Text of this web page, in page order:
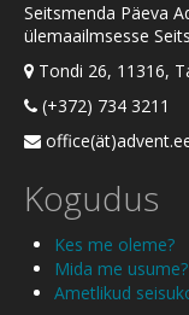
Seitsmenda Päeva
ülemaailmsesse
Tondi 26, 11316,
(+372) 734 3211
Kogudus
Kes me oleme?
Mida me usume?
Ametlikud